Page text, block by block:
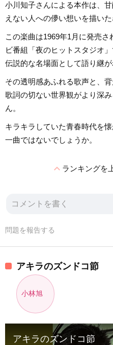
小川知子さんによる本作は、
えない人への儚い想いを描いた
この楽曲は1969年1月に発売
ビ番組「夜のヒットスタジオ
伝説的な名場面として語り継が
その透明感あふれる歌声と、
歌詞の切ない世界観がより深
ん。
キラキラしていた青春時代を
一曲ではないでしょうか。
expand_lessランキングを
問題を報告する
アキラのズンドコ節
小林旭
アキラのズンドコ節